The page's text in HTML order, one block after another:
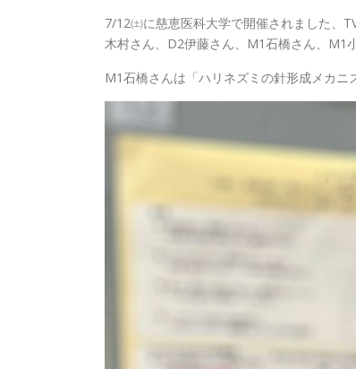
7/12㈯に慈恵医科大学で開催されました
木村さん、D2伊藤さん、M1石橋さん、M1
M1石橋さんは「ハリネズミの針形成メカニ